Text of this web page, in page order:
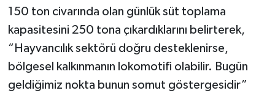
150 ton civarında olan günlük süt toplama
kapasitesini 250 tona çıkardıklarını belirterek,
“Hayvancılık sektörü doğru desteklenirse,
bölgesel kalkınmanın lokomotifi olabilir. Bugün
geldiğimiz nokta bunun somut göstergesidir”